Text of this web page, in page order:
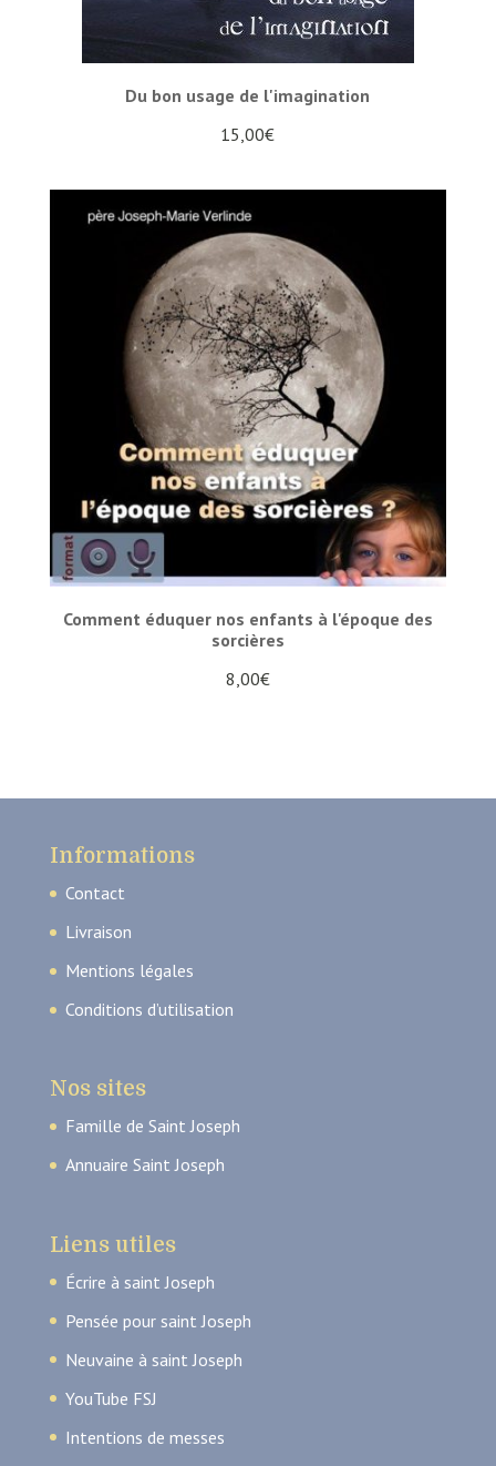
Du bon usage de l'imagination
15,00€
Comment éduquer nos enfants à l'époque des
sorcières
8,00€
Informations
Contact
Livraison
Mentions légales
Conditions d’utilisation
Nos sites
Famille de Saint Joseph
Annuaire Saint Joseph
Liens utiles
Écrire à saint Joseph
Pensée pour saint Joseph
Neuvaine à saint Joseph
YouTube FSJ
Intentions de messes